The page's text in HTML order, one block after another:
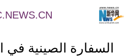
السفارة الصينية في